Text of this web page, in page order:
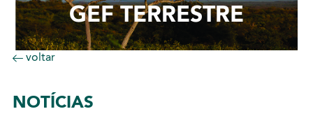
GEF TERRESTRE
voltar
NOTÍCIAS